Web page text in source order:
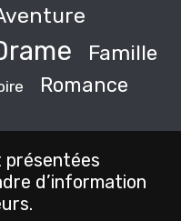
Famille
Romance
présentées
d’information